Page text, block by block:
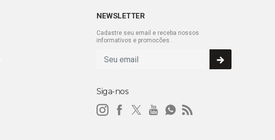
NEWSLETTER
Cadastre seu email e receba nossos
informativos e promocões .
Siga-nos